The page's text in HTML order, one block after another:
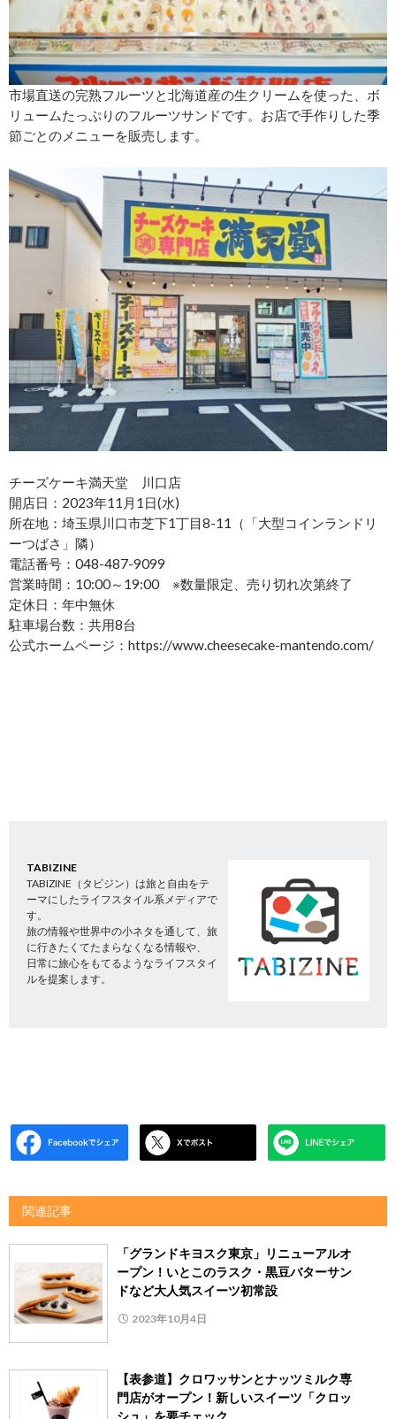
市場直送の完熟フルーツと北海道産の生クリームを使った、ボ
リュームたっぷりのフルーツサンドです。お店で手作りした季
節ごとのメニューを販売します。
チーズケーキ満天堂 川口店
開店日：2023年11月1日(水)
所在地：埼玉県川口市芝下1丁目8-11（「大型コインランドリ
ーつばさ」隣）
電話番号：048-487-9099
営業時間：10:00～19:00 ※数量限定、売り切れ次第終了
定休日：年中無休
駐車場台数：共用8台
公式ホームページ：https://www.cheesecake-mantendo.com/
TABIZINE
TABIZINE（タビジン）は旅と自由をテ
ーマにしたライフスタイル系メディアで
す。
旅の情報や世界中の小ネタを通して、旅
に行きたくてたまらなくなる情報や、
日常に旅心をもてるようなライフスタイ
ルを提案します。
関連記事
「グランドキヨスク東京」リニューアルオ
ープン！いとこのラスク・黒豆バターサン
ドなど大人気スイーツ初常設
2023年10月4日
【表参道】クロワッサンとナッツミルク専
門店がオープン！新しいスイーツ「クロッ
シュ」を要チェック